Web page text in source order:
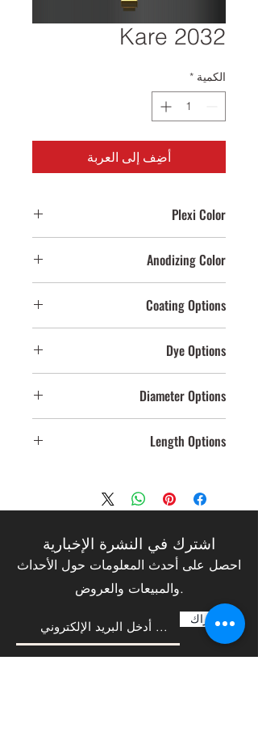
Kare 2032
الكمية *
أضِف إلى العربة
Plexi Color
e
Anodizing Color
Dark
Coating Options
Crocodile,Copper,Black Crocodile
Dye Options
Diameter Options
Length Options
اشترك في النشرة الإخبارية
احصل على أحدث المعلومات حول الأحداث
والمبيعات والعروض.
الإشتراك